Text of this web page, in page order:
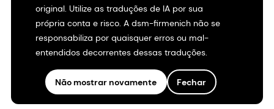
original. Utilize as traduções de IA por sua
própria conta e risco. A dsm-firmenich não se
responsabiliza por quaisquer erros ou mal-
entendidos decorrentes dessas traduções.
Não mostrar novamente Fechar
Declaração de acessibilidade
Informações legais
Mapa do site